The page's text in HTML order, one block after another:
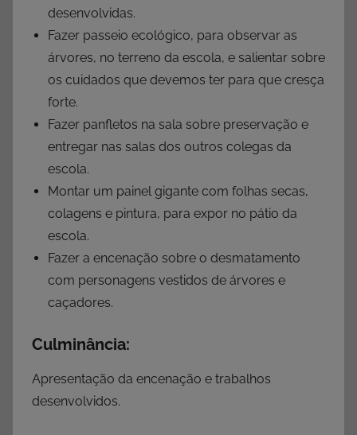
desenvolvidas.
Fazer passeio ecológico, para observar as
árvores, no terreno da escola, e salientar sobre
os cuidados que devemos ter para que cresça
forte.
Fazer panfletos na sala sobre preservação e
entregar nas salas dos outros colegas da
escola.
Montar um painel gigante com folhas secas,
colagens e pintura, para expor no pátio da
escola.
Fazer a encenação sobre o desmatamento
com personagens vestidos de árvores e
caçadores.
Culminância:
Apresentação da encenação e trabalhos
desenvolvidos.